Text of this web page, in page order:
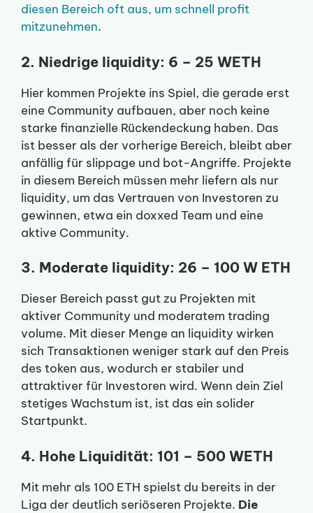
diesen Bereich oft aus, um schnell profit
mitzunehmen.
2. Niedrige liquidity: 6 – 25 WETH
Hier kommen Projekte ins Spiel, die gerade erst
eine Community aufbauen, aber noch keine
starke finanzielle Rückendeckung haben. Das
ist besser als der vorherige Bereich, bleibt aber
anfällig für slippage und bot-Angriffe. Projekte
in diesem Bereich müssen mehr liefern als nur
liquidity, um das Vertrauen von Investoren zu
gewinnen, etwa ein doxxed Team und eine
aktive Community.
3. Moderate liquidity: 26 – 100 W ETH
Dieser Bereich passt gut zu Projekten mit
aktiver Community und moderatem trading
volume. Mit dieser Menge an liquidity wirken
sich Transaktionen weniger stark auf den Preis
des token aus, wodurch er stabiler und
attraktiver für Investoren wird. Wenn dein Ziel
stetiges Wachstum ist, ist das ein solider
Startpunkt.
4. Hohe Liquidität: 101 – 500 WETH
Mit mehr als 100 ETH spielst du bereits in der
Liga der deutlich seriöseren Projekte. Die